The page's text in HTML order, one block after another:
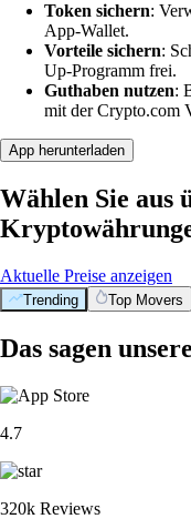
Token sichern:
App-Wallet.
Vorteile sichern:
Up-Programm frei.
Guthaben nutzen:
mit der Crypto.com
App herunterladen
Wählen Sie aus
Aktuelle Preise anzeigen
Trending Top Movers
Das sagen
4.7
320k Reviews